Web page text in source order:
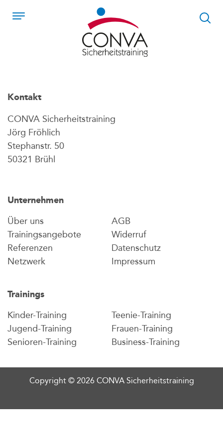
Kontakt
CONVA Sicherheitstraining
Jörg Fröhlich
Stephanstr. 50
50321 Brühl
Unternehmen
Über uns
AGB
Trainingsangebote
Widerruf
Referenzen
Datenschutz
Netzwerk
Impressum
Trainings
Kinder-Training
Teenie-Training
Jugend-Training
Frauen-Training
Senioren-Training
Business-Training
Copyright © 2026 CONVA Sicherheitstraining